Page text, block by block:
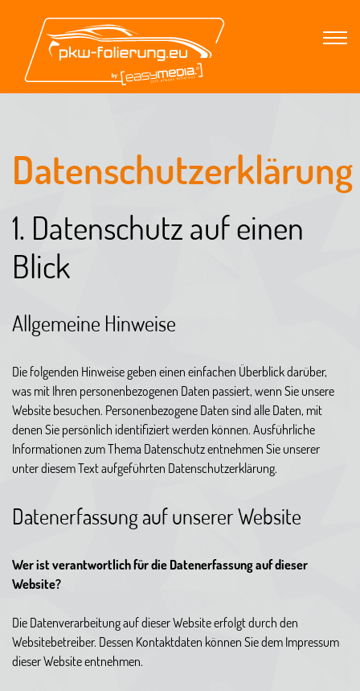
Datenschutzerklärung
1. Datenschutz auf einen
Blick
Allgemeine Hinweise
Die folgenden Hinweise geben einen einfachen Überblick darüber,
was mit Ihren personenbezogenen Daten passiert, wenn Sie unsere
Website besuchen. Personenbezogene Daten sind alle Daten, mit
denen Sie persönlich identifiziert werden können. Ausführliche
Informationen zum Thema Datenschutz entnehmen Sie unserer
unter diesem Text aufgeführten Datenschutzerklärung.
Datenerfassung auf unserer Website
Wer ist verantwortlich für die Datenerfassung auf dieser
Website?
Die Datenverarbeitung auf dieser Website erfolgt durch den
Websitebetreiber. Dessen Kontaktdaten können Sie dem Impressum
dieser Website entnehmen.